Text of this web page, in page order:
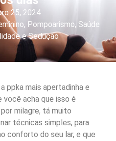
25, 2024
, Pompoarismo, Saúde
e Sedução
ppka mais apertadinha e
você acha que isso é
milagre, tá muito
técnicas simples, para
conforto do seu lar, e que